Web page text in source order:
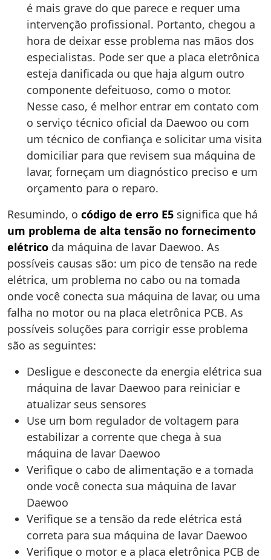
é mais grave do que parece e requer uma
intervenção profissional. Portanto, chegou a
hora de deixar esse problema nas mãos dos
especialistas. Pode ser que a placa eletrônica
esteja danificada ou que haja algum outro
componente defeituoso, como o motor.
Nesse caso, é melhor entrar em contato com
o serviço técnico oficial da Daewoo ou com
um técnico de confiança e solicitar uma visita
domiciliar para que revisem sua máquina de
lavar, forneçam um diagnóstico preciso e um
orçamento para o reparo.
Resumindo, o código de erro E5 significa que há
um problema de alta tensão no fornecimento
elétrico da máquina de lavar Daewoo. As
possíveis causas são: um pico de tensão na rede
elétrica, um problema no cabo ou na tomada
onde você conecta sua máquina de lavar, ou uma
falha no motor ou na placa eletrônica PCB. As
possíveis soluções para corrigir esse problema
são as seguintes:
Desligue e desconecte da energia elétrica sua
máquina de lavar Daewoo para reiniciar e
atualizar seus sensores
Use um bom regulador de voltagem para
estabilizar a corrente que chega à sua
máquina de lavar Daewoo
Verifique o cabo de alimentação e a tomada
onde você conecta sua máquina de lavar
Daewoo
Verifique se a tensão da rede elétrica está
correta para sua máquina de lavar Daewoo
Verifique o motor e a placa eletrônica PCB de